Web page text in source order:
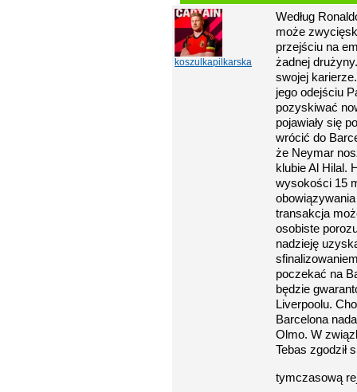
koszulkapilkarska
Według
może
przejściu na
żadnej
swojej
jego odejściu
pozyskiwać
pojawiały się
wrócić do
że Neymar
klubie Al Hilal.
wysokości 15
transakcja
osobiste
nadzieję
poczekać na
będzie
Liverpoolu.
Barcelona
Olmo. W
Tebas zgodził
tymczasową